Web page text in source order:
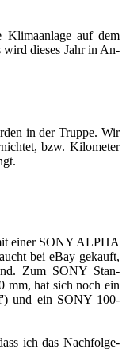
auf dem
wird die­ses Jahr in An­
in der Trup­pe. Wir
bzw. Ki­lo­me­ter
einer SONY ALPHA
bei eBay ge­kauft,
Zum SONY Stan­
mm, hat sich noch ein
und ein SONY 100-
ich das Nach­fol­ge­